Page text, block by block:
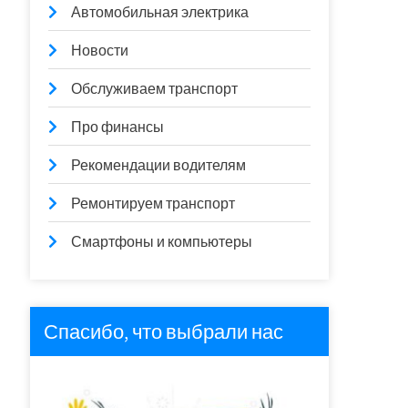
Автомобильная электрика
Новости
Обслуживаем транспорт
Про финансы
Рекомендации водителям
Ремонтируем транспорт
Смартфоны и компьютеры
Спасибо, что выбрали нас